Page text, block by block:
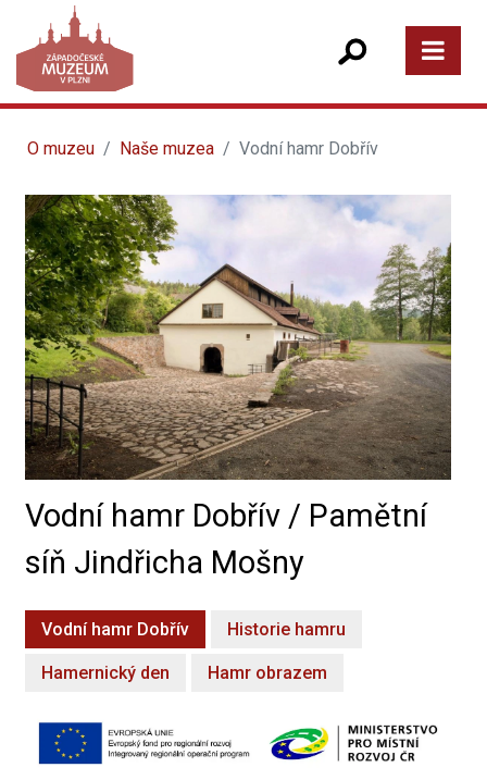
O muzeu Naše muzea Vodní hamr Dobřív
Vodní hamr Dobřív / Pamětní
síň Jindřicha Mošny
Vodní hamr Dobřív Historie hamru
Hamernický den Hamr obrazem